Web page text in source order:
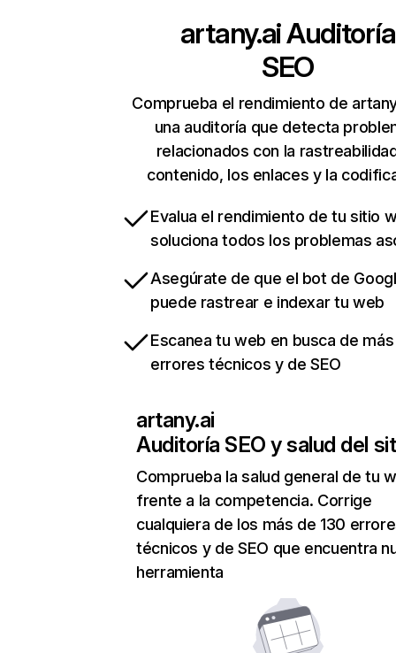
artany.aiAuditoría
SEO
Comprueba el rendimiento de
una auditoría que detecta
relacionados con la
contenido, los enlaces y la
Evalua el rendimiento de tu sitio
soluciona todos los problemas
Asegúrate de que el bot de
puede rastrear e indexar tu web
Escanea tu web en busca de
errores técnicos y de SEO
artany.ai
Auditoría SEO y salud del
Comprueba la salud general de tu
frente a la competencia. Corrige
cualquiera de los más de 130
técnicos y de SEO que encuentra
herramienta